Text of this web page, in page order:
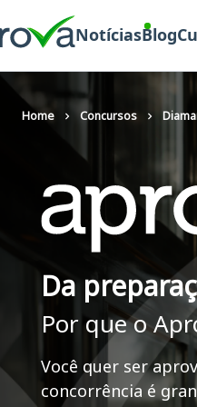
NotíciasBlog
Home Concursos
Da
Por que o
Você quer ser
concorrência é